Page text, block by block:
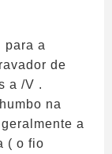
para a
de
a /V .
na
a
( o fio